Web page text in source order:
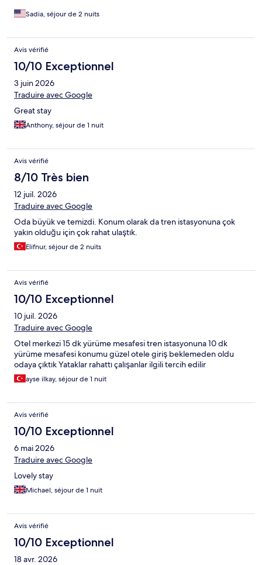
Sadia, séjour de 2 nuits
Avis vérifié
10/10 Exceptionnel
3 juin 2026
Traduire avec Google
Great stay
Anthony, séjour de 1 nuit
Avis vérifié
8/10 Très bien
12 juil. 2026
Traduire avec Google
Oda büyük ve temizdi. Konum olarak da tren istasyonuna çok
yakın olduğu için çok rahat ulaştık.
Elifnur, séjour de 2 nuits
Avis vérifié
10/10 Exceptionnel
10 juil. 2026
Traduire avec Google
Otel merkezi 15 dk yürüme mesafesi tren istasyonuna 10 dk
yürüme mesafesi konumu güzel otele giriş beklemeden oldu
odaya çıktık Yataklar rahattı çalışanlar ilgili tercih edilir
ayse ilkay, séjour de 1 nuit
Avis vérifié
10/10 Exceptionnel
6 mai 2026
Traduire avec Google
Lovely stay
Michael, séjour de 1 nuit
Avis vérifié
10/10 Exceptionnel
18 avr. 2026